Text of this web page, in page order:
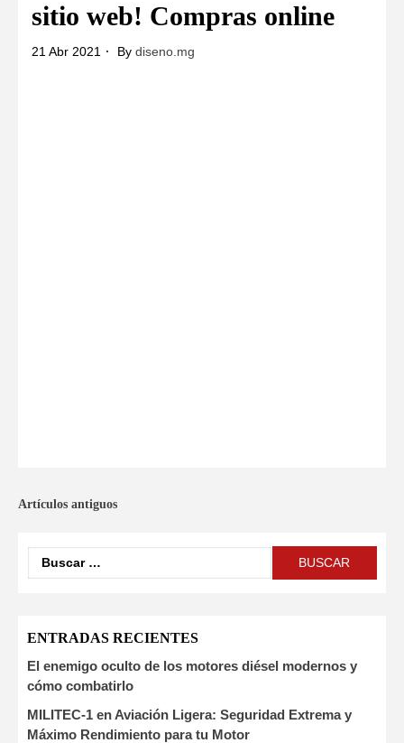
sitio web! Compras online
21 Abr 2021 By diseno.mg
Artículos antiguos
ENTRADAS RECIENTES
El enemigo oculto de los motores diésel modernos y
cómo combatirlo
MILITEC-1 en Aviación Ligera: Seguridad Extrema y
Máximo Rendimiento para tu Motor